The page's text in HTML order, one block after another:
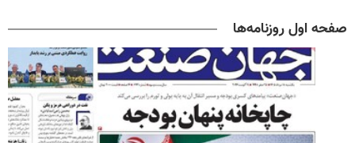
صفحه اول روزنامه‌ها